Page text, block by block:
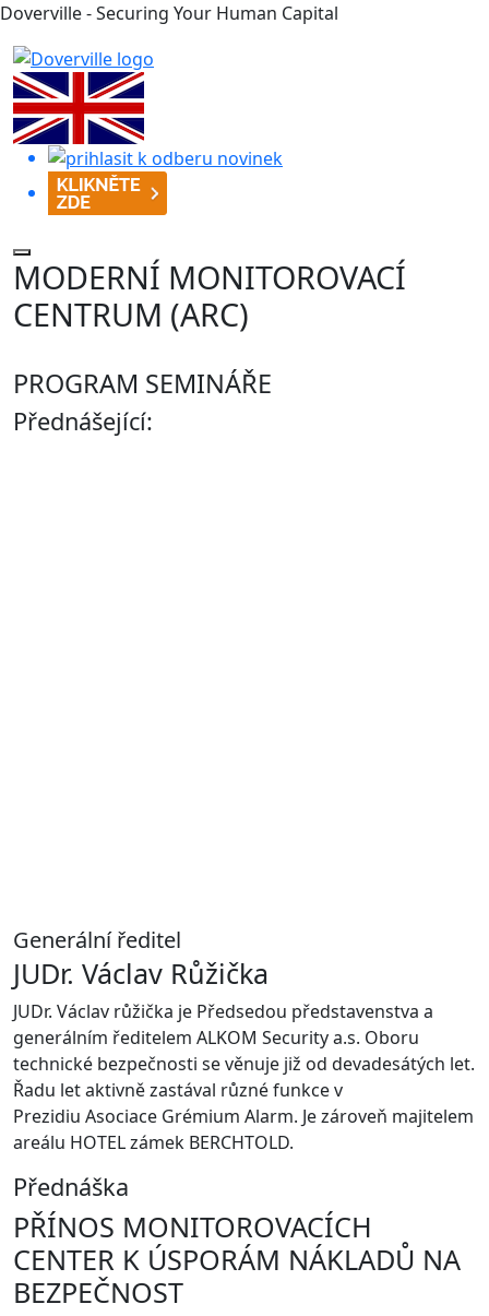
Doverville - Securing Your Human Capital
MODERNÍ MONITOROVACÍ
CENTRUM (ARC)
PROGRAM SEMINÁŘE
Přednášející:
Generální ředitel
JUDr. Václav Růžička
JUDr. Václav růžička je Předsedou představenstva a
generálním ředitelem ALKOM Security a.s. Oboru
technické bezpečnosti se věnuje již od devadesátých let.
Řadu let aktivně zastával různé funkce v
Prezidiu Asociace Grémium Alarm. Je zároveň majitelem
areálu HOTEL zámek BERCHTOLD.
Přednáška
PŘÍNOS MONITOROVACÍCH
CENTER K ÚSPORÁM NÁKLADŮ NA
BEZPEČNOST